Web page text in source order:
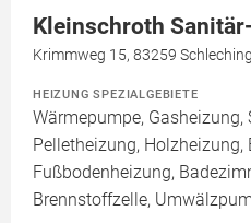
Kleinschroth
Krimmweg 15, 83259
HEIZUNG SPEZIALGEBIETE
Wärmepumpe, Gasheizung,
Pelletheizung, Holzheizung,
Fußbodenheizung,
Brennstoffzelle,